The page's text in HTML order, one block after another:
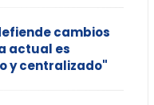
cambios
actual es
y centralizado"